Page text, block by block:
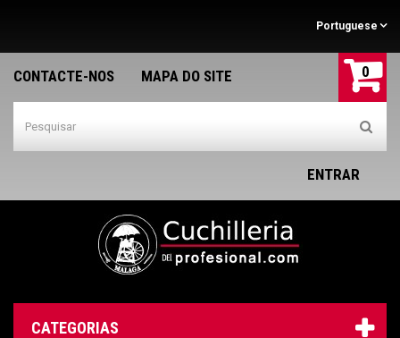
Portuguese
CONTACTE-NOS MAPA DO SITE 0
ENTRAR
CATEGORIAS